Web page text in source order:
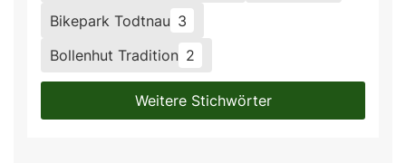
Bikepark Todtnau 3
Bollenhut Tradition 2
Weitere Stichwörter